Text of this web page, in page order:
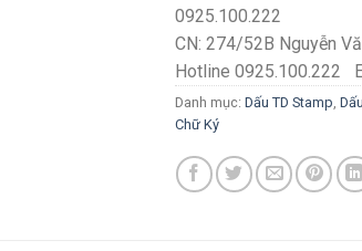
0925.100.222
CN: 274/52B Nguyễn
Hotline 0925.100.222
Danh mục: Dấu TD Stamp
Chữ Ký